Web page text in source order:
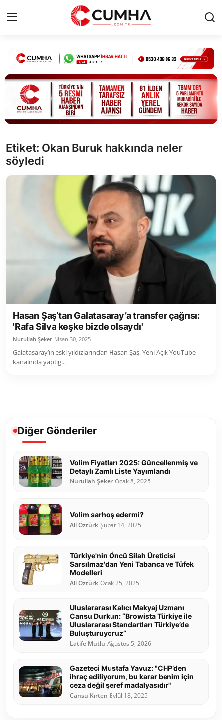
Kurumsal
Cumhurbaşkanlığı
Bakanlıklar
Siyasi Partiler
Toplum ve Yaşam
Sivil Toplum Kuruluşları
Kamu Kurumları ve Üst Kurullar
Resmi Reklamlar
Etiket: Okan Buruk hakkında neler
söyledi
Hasan Şaş’tan Galatasaray’a transfer çağrısı:
'Rafa Silva keşke bizde olsaydı'
Nurullah Şeker Nisan 30, 2025
Galatasaray’ın eski yıldızlarından Hasan Şaş, Yeni Açık YouTube
kanalında yaptığ...
Diğer Gönderiler
Volim Fiyatları 2025: Güncellenmiş ve
Detaylı Zamlı Liste Yayımlandı
Nurullah Şeker Ocak 8, 2025
Volim sarhoş edermi?
Ali Öztürk Şubat 14, 2025
Türkiye'nin Öncü Silah Üreticisi
Sarsılmaz'dan Yeni Tabanca ve Tüfek
Modelleri
Ali Öztürk Ocak 25, 2025
Uluslararası Kalıcı Makyaj Uzmanı
Cansu Durkun: “Browista Türkiye ile
Uluslararası Standartları Türkiye’de
Buluşturuyoruz”
Latife Mutlu Ağustos 5, 2026
Gazeteci Mustafa Yavuz: "CHP’den
ihraç ediliyorum, bu karar benim için
ceza değil şeref madalyasıdır"
Cansu Kırten Eylül 18, 2025